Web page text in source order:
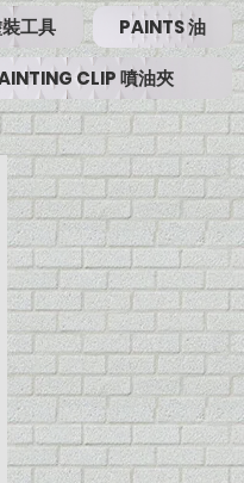
工具 PAINTS 油
CLIP 噴油夾